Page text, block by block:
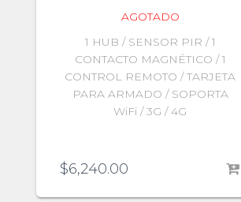
AGOTADO
1 HUB / SENSOR PIR / 1
CONTACTO MAGNÉTICO / 1
CONTROL REMOTO / TARJETA
PARA ARMADO / SOPORTA
WiFi / 3G / 4G
$6,240.00